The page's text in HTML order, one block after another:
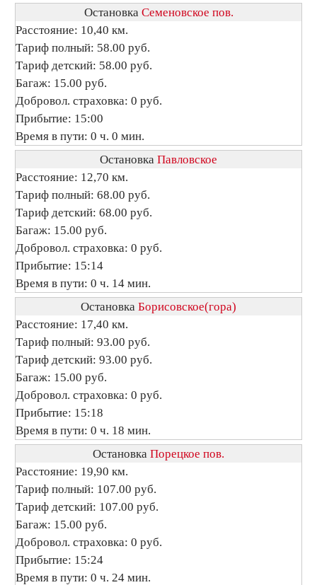
Остановка Семеновское пов.
Расстояние: 10,40 км.
Тариф полный: 58.00 руб.
Тариф детский: 58.00 руб.
Багаж: 15.00 руб.
Добровол. страховка: 0 руб.
Прибытие: 15:00
Время в пути: 0 ч. 0 мин.
Остановка Павловское
Расстояние: 12,70 км.
Тариф полный: 68.00 руб.
Тариф детский: 68.00 руб.
Багаж: 15.00 руб.
Добровол. страховка: 0 руб.
Прибытие: 15:14
Время в пути: 0 ч. 14 мин.
Остановка Борисовское(гора)
Расстояние: 17,40 км.
Тариф полный: 93.00 руб.
Тариф детский: 93.00 руб.
Багаж: 15.00 руб.
Добровол. страховка: 0 руб.
Прибытие: 15:18
Время в пути: 0 ч. 18 мин.
Остановка Порецкое пов.
Расстояние: 19,90 км.
Тариф полный: 107.00 руб.
Тариф детский: 107.00 руб.
Багаж: 15.00 руб.
Добровол. страховка: 0 руб.
Прибытие: 15:24
Время в пути: 0 ч. 24 мин.